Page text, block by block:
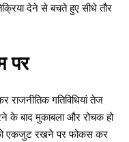
देने से बचते हुए सीधे तौर
पर
राजनीतिक गतिविधियां तेज
के बाद मुकाबला और रोचक हो
एकजुट रखने पर फोकस कर